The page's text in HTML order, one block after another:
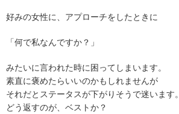
好みの女性に、アプローチをしたときに
「何で私なんですか？」
みたいに言われた時に困ってしまいます。
素直に褒めたらいいのかもしれませんが
それだとステータスが下がりそうで迷います。
どう返すのが、ベストか？